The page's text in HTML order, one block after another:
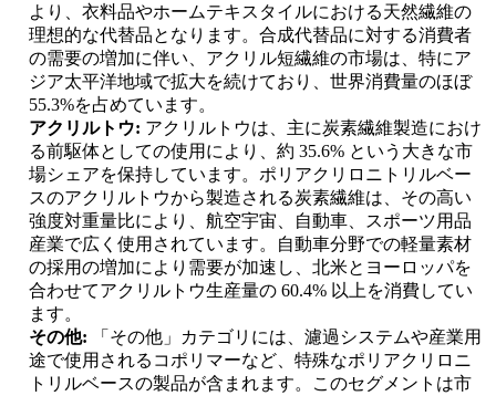
より、衣料品やホームテキスタイルにおける天然繊維の
理想的な代替品となります。合成代替品に対する消費者
の需要の増加に伴い、アクリル短繊維の市場は、特にア
ジア太平洋地域で拡大を続けており、世界消費量のほぼ
55.3%を占めています。
アクリルトウ: アクリルトウは、主に炭素繊維製造におけ
る前駆体としての使用により、約 35.6% という大きな市
場シェアを保持しています。ポリアクリロニトリルベー
スのアクリルトウから製造される炭素繊維は、その高い
強度対重量比により、航空宇宙、自動車、スポーツ用品
産業で広く使用されています。自動車分野での軽量素材
の採用の増加により需要が加速し、北米とヨーロッパを
合わせてアクリルトウ生産量の 60.4% 以上を消費してい
ます。
その他:
「その他」カテゴリには、濾過システムや産業用
途で使用されるコポリマーなど、特殊なポリアクリロニ
トリルベースの製品が含まれます。このセグメントは市